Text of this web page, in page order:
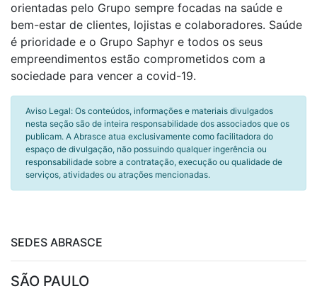
orientadas pelo Grupo sempre focadas na saúde e
bem-estar de clientes, lojistas e colaboradores. Saúde
é prioridade e o Grupo Saphyr e todos os seus
empreendimentos estão comprometidos com a
sociedade para vencer a covid-19.
Aviso Legal: Os conteúdos, informações e materiais divulgados
nesta seção são de inteira responsabilidade dos associados que os
publicam. A Abrasce atua exclusivamente como facilitadora do
espaço de divulgação, não possuindo qualquer ingerência ou
responsabilidade sobre a contratação, execução ou qualidade de
serviços, atividades ou atrações mencionadas.
SEDES ABRASCE
SÃO PAULO